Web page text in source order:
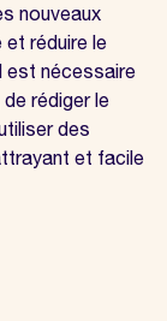
nouveaux
réduire le
est nécessaire
rédiger le
des
et facile